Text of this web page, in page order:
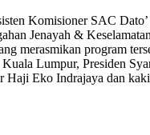
Komisioner SAC
Jenayah &
merasmikan program
Lumpur, Presiden
Haji Eko Indrajaya dan